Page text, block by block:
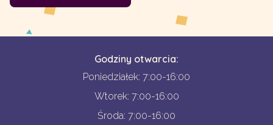
Godziny otwarcia:
Poniedziałek: 7:00-16:00
Wtorek: 7:00-16:00
Środa: 7:00-16:00